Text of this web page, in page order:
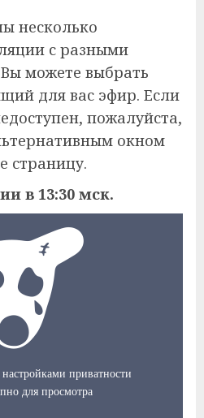
несколько
с разными
можете выбрать
для вас эфир. Если
пожалуйста,
окном
страницу.
в 13:30 мск.